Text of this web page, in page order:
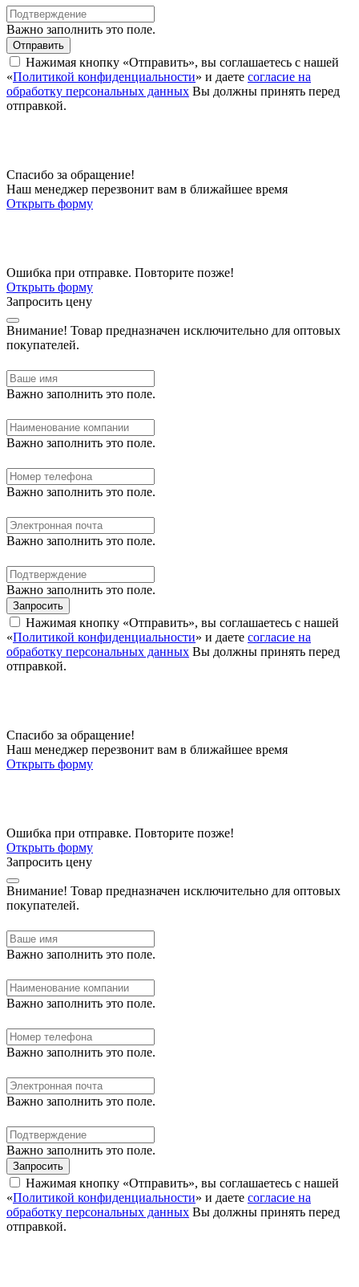
Важно заполнить это поле.
Отправить
Нажимая кнопку «Отправить», вы соглашаетесь с нашей
«Политикой конфиденциальности» и даете согласие на
обработку персональных данных Вы должны принять перед
отправкой.
Спасибо за обращение!
Наш менеджер перезвонит вам в ближайшее время
Открыть форму
Ошибка при отправке. Повторите позже!
Открыть форму
Запросить цену
Внимание! Товар предназначен исключительно для оптовых
покупателей.
Важно заполнить это поле.
Важно заполнить это поле.
Важно заполнить это поле.
Важно заполнить это поле.
Важно заполнить это поле.
Запросить
Нажимая кнопку «Отправить», вы соглашаетесь с нашей
«Политикой конфиденциальности» и даете согласие на
обработку персональных данных Вы должны принять перед
отправкой.
Спасибо за обращение!
Наш менеджер перезвонит вам в ближайшее время
Открыть форму
Ошибка при отправке. Повторите позже!
Открыть форму
Запросить цену
Внимание! Товар предназначен исключительно для оптовых
покупателей.
Важно заполнить это поле.
Важно заполнить это поле.
Важно заполнить это поле.
Важно заполнить это поле.
Важно заполнить это поле.
Запросить
Нажимая кнопку «Отправить», вы соглашаетесь с нашей
«Политикой конфиденциальности» и даете согласие на
обработку персональных данных Вы должны принять перед
отправкой.